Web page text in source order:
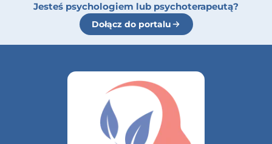
Jesteś psychologiem lub psychoterapeutą?
Dołącz do portalu